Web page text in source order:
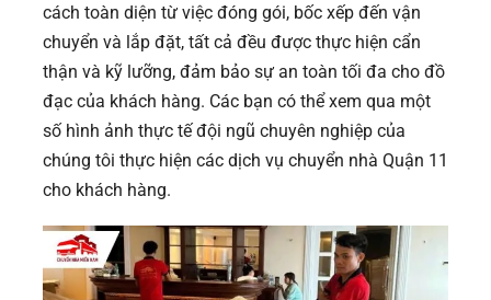
cách toàn diện từ việc đóng gói, bốc xếp đến vận
chuyển và lắp đặt, tất cả đều được thực hiện cẩn
thận và kỹ lưỡng, đảm bảo sự an toàn tối đa cho đồ
đạc của khách hàng. Các bạn có thể xem qua một
số hình ảnh thực tế đội ngũ chuyên nghiệp của
chúng tôi thực hiện các dịch vụ chuyển nhà Quận 11
cho khách hàng.